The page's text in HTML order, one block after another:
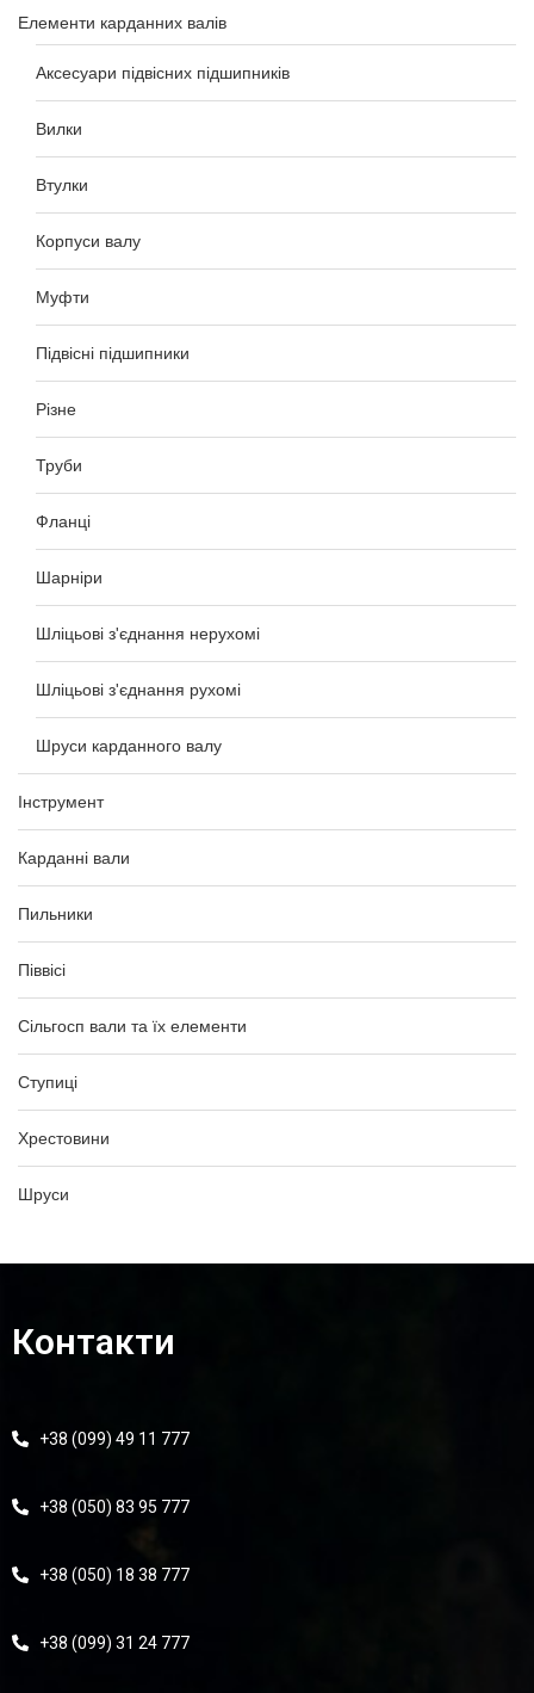
Елементи карданних валів
Аксесуари підвісних підшипників
Вилки
Втулки
Корпуси валу
Муфти
Підвісні підшипники
Різне
Труби
Фланці
Шарніри
Шліцьові з'єднання нерухомі
Шліцьові з'єднання рухомі
Шруси карданного валу
Інструмент
Карданні вали
Пильники
Піввісі
Сільгосп вали та їх елементи
Ступиці
Хрестовини
Шруси
Контакти
+38 (099) 49 11 777
+38 (050) 83 95 777
+38 (050) 18 38 777
+38 (099) 31 24 777